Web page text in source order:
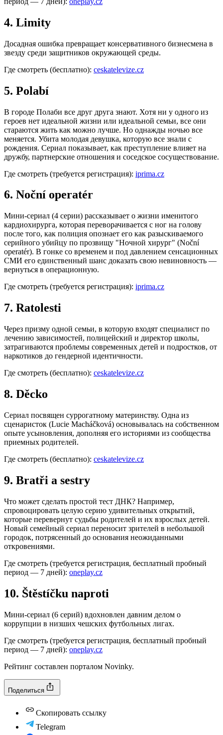
4. Limity
Досадная ошибка превращает консервативного бизнесмена в
звезду среди защитников окружающей среды.
Где смотреть (бесплатно): ceskatelevize.cz
5. Polabí
В городе Полаби все друг друга знают. Хотя ни у одного из
героев нет идеальной жизни или идеальной семьи, все они
стараются жить как можно лучше. Но однажды ночью все
меняется. Убита молодая девушка, которую все знали с
рождения. Сериал показывает, как преступление влияет на
дружбу, партнерские отношения и соседское сосуществование.
Где смотреть (требуется регистрация): iprima.cz
6. Noční operatér
Мини-сериал (4 серии) рассказывает о жизни именитого
кардиохирурга, которая переворачивается с ног на голову
после того, как полиция опознает его как разыскиваемого
серийного убийцу по прозвищу "Ночной хирург" (Noční
operatér). В гонке со временем и под давлением сенсационных
СМИ его единственный шанс доказать свою невиновность —
вернуться в операционную.
Где смотреть (требуется регистрация): iprima.cz
7. Ratolesti
Через призму одной семьи, в которую входят специалист по
лечению зависимостей, полицейский и директор школы,
затрагиваются проблемы современных детей и подростков, от
наркотиков до гендерной идентичности.
Где смотреть (бесплатно): ceskatelevize.cz
8. Děcko
Сериал посвящен суррогатному материнству. Одна из
сценаристок (Lucie Macháčková) основывалась на собственном
опыте усыновления, дополняя его историями из сообщества
приемных родителей.
Где смотреть (бесплатно): ceskatelevize.cz
9. Bratři a sestry
Что может сделать простой тест ДНК? Например,
спровоцировать целую серию удивительных открытий,
которые перевернут судьбы родителей и их взрослых детей.
Новый семейный сериал переносит зрителей в небольшой
городок, потрясенный до основания неожиданными
откровениями.
Где смотреть (требуется регистрация, бесплатный пробный
период — 7 дней): oneplay.cz
10. Štěstíčku naproti
Мини-сериал (6 серий) вдохновлен давним делом о
коррупции в низших чешских футбольных лигах.
Где смотреть (требуется регистрация, бесплатный пробный
период — 7 дней): oneplay.cz
Рейтинг составлен порталом Novinky.
Поделиться
Скопировать ссылку
Telegram